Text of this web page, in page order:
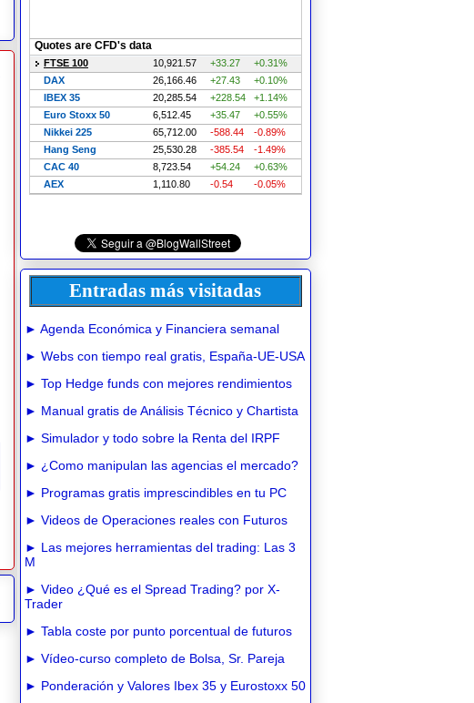
Entradas más visitadas
► Agenda Económica y Financiera semanal
► Webs con tiempo real gratis, España-UE-USA
► Top Hedge funds con mejores rendimientos
► Manual gratis de Análisis Técnico y Chartista
► Simulador y todo sobre la Renta del IRPF
► ¿Como manipulan las agencias el mercado?
► Programas gratis imprescindibles en tu PC
► Videos de Operaciones reales con Futuros
► Las mejores herramientas del trading: Las 3
M
► Video ¿Qué es el Spread Trading? por X-
Trader
► Tabla coste por punto porcentual de futuros
► Vídeo-curso completo de Bolsa, Sr. Pareja
► Ponderación y Valores Ibex 35 y Eurostoxx 50